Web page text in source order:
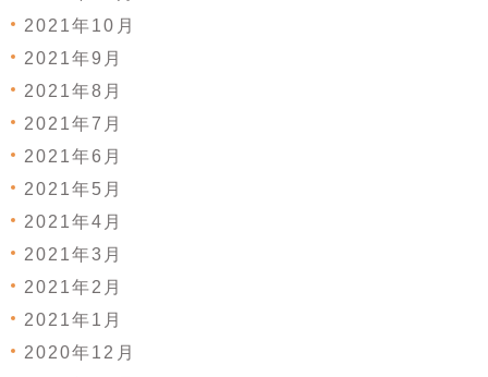
2021年10月
2021年9月
2021年8月
2021年7月
2021年6月
2021年5月
2021年4月
2021年3月
2021年2月
2021年1月
2020年12月